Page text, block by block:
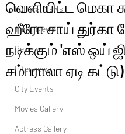
Political News
Tamil News
Reviews
Interviews
City Events
Movies Gallery
Actress Gallery
வெளியிட்ட மெகா
ஹீரோ சாய் துர்கா
நடிக்கும் 'எஸ் ஒய்
சம்பராலா ஏடி